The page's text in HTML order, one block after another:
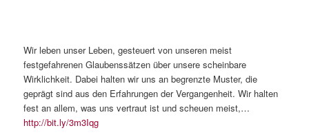
Wir leben unser Leben, gesteuert von unseren meist
festgefahrenen Glaubenssätzen über unsere scheinbare
Wirklichkeit. Dabei halten wir uns an begrenzte Muster, die
geprägt sind aus den Erfahrungen der Vergangenheit. Wir halten
fest an allem, was uns vertraut ist und scheuen meist,…
http://bit.ly/3m3Iqg